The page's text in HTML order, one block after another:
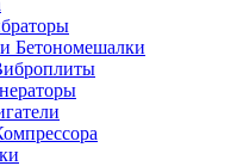
Бетономешалки